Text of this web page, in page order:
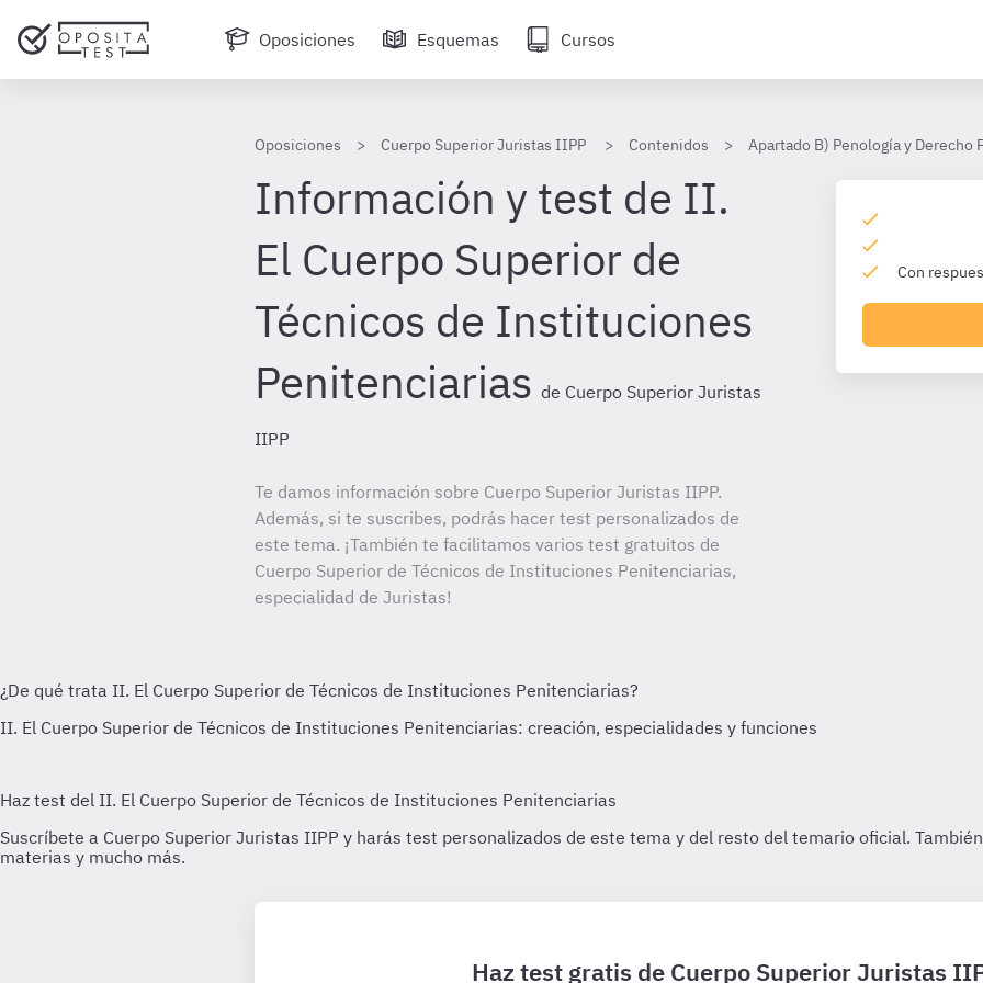
Oposiciones Esquemas Cursos
Oposiciones Cuerpo Superior Juristas IIPP Contenidos Apartado B) Penología y Derecho
Información y test de II.
El Cuerpo Superior de
Técnicos de Instituciones
Penitenciarias de Cuerpo Superior Juristas
IIPP
Te damos información sobre Cuerpo Superior Juristas IIPP.
Además, si te suscribes, podrás hacer test personalizados de
este tema. ¡También te facilitamos varios test gratuitos de
Cuerpo Superior de Técnicos de Instituciones Penitenciarias,
especialidad de Juristas!
Con
Haz test gratis de Cuerpo Superior Juristas